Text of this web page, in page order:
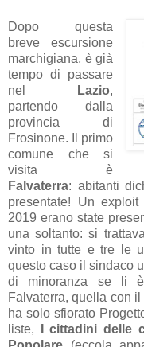
Dopo questa
breve escursione
marchigiana, è già
tempo di passare
nel
Lazio,
partendo dalla
provincia di
Frosinone. Il primo
comune che si
visita è
Falvaterra: abitanti
presentate! Un
2019 erano state
una soltanto: si
vinto in tutte e tre le
questo caso il sindaco
di minoranza se li
Falvaterra, quella con
ha solo sfiorato
liste,
I cittadini delle